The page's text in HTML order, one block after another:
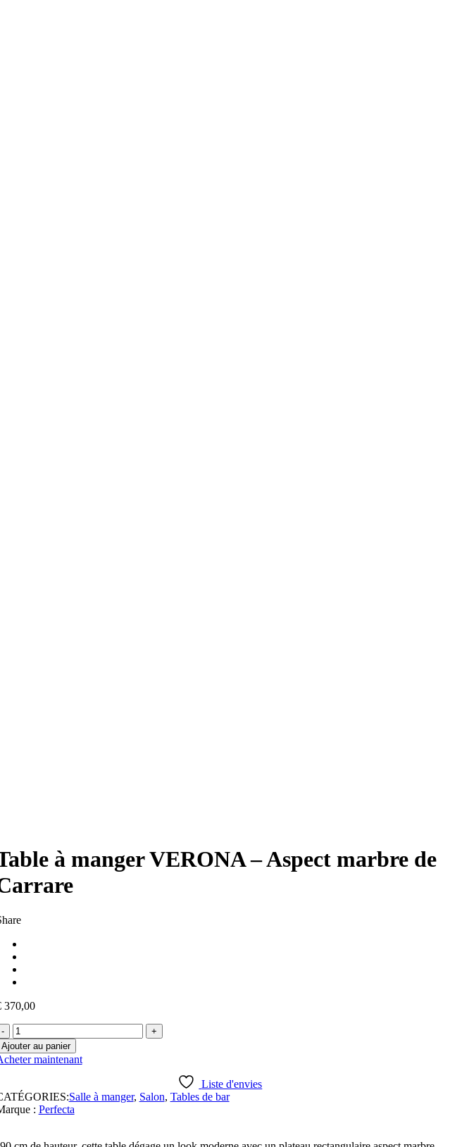
à manger VERONA – Aspect marbre de
370,00
quantité
de
Table
à
VERONA
-
Aspect
de
Ajouter au panier
maintenant
Liste d'envies
Salle à manger, Salon, Tables de bar
: Perfecta